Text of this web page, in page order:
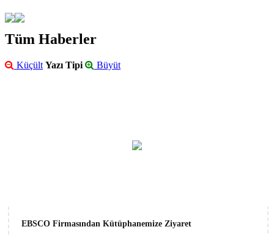
Tüm Haberler
Küçült Yazı Tipi Büyüt
EBSCO Firmasından Kütüphanemize Ziyaret